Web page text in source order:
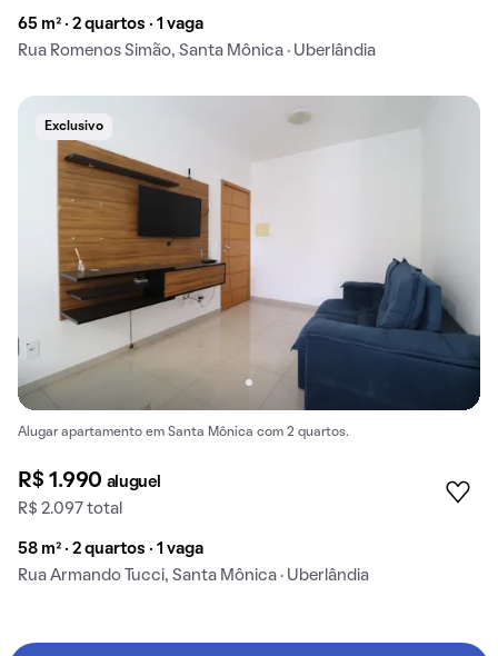
65 m² · 2 quartos · 1 vaga
Rua Romenos Simão, Santa Mônica · Uberlândia
Exclusivo
Alugar apartamento em Santa Mônica com 2 quartos.
R$ 1.990 aluguel
R$ 2.097 total
58 m² · 2 quartos · 1 vaga
Rua Armando Tucci, Santa Mônica · Uberlândia